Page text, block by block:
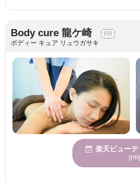
Body cure 龍ケ崎
ボディー キュア リュウガサキ
楽天ビュー
[PR]